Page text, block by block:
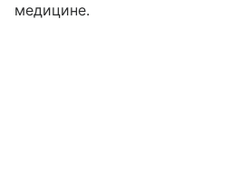
медицине.